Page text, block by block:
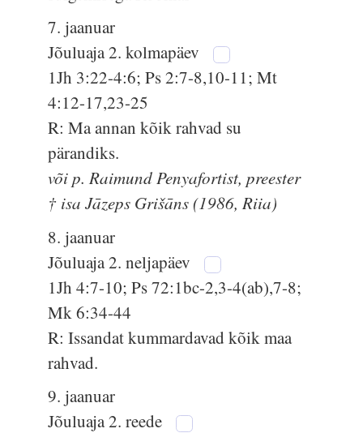
7. jaanuar
Jõuluaja 2. kolmapäev
1Jh 3:22-4:6; Ps 2:7-8,10-11; Mt
4:12-17,23-25
R: Ma annan kõik rahvad su
pärandiks.
või p. Raimund Penyafortist, preester
† isa Jāzeps Grišāns (1986, Riia)
8. jaanuar
Jõuluaja 2. neljapäev
1Jh 4:7-10; Ps 72:1bc-2,3-4(ab),7-8;
Mk 6:34-44
R: Issandat kummardavad kõik maa
rahvad.
9. jaanuar
Jõuluaja 2. reede